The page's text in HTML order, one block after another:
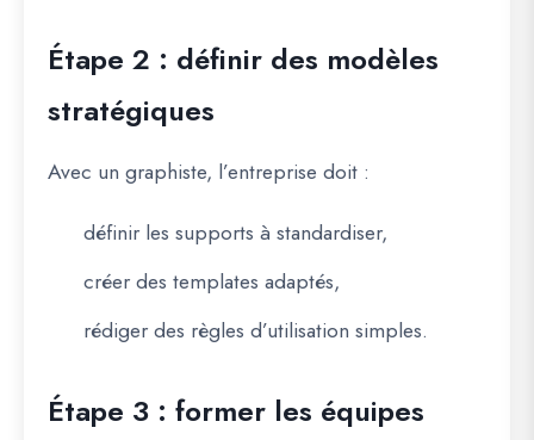
Étape 2 : définir des modèles
stratégiques
Avec un graphiste, l’entreprise doit :
définir les supports à standardiser,
créer des templates adaptés,
rédiger des règles d’utilisation simples.
Étape 3 : former les équipes